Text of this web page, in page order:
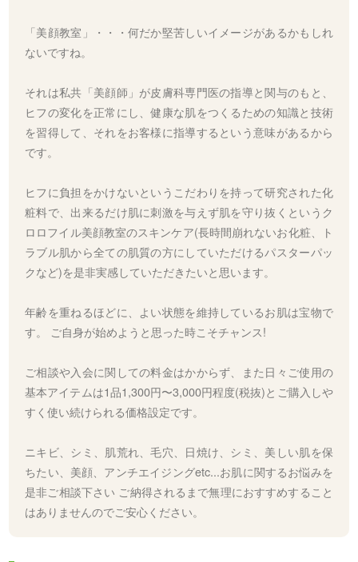
「美顔教室」・・・何だか堅苦しいイメージがあるかもしれ
ないですね。
それは私共「美顔師」が皮膚科専門医の指導と関与のもと、
ヒフの変化を正常にし、健康な肌をつくるための知識と技術
を習得して、それをお客様に指導するという意味があるから
です。
ヒフに負担をかけないというこだわりを持って研究された化
粧料で、出来るだけ肌に刺激を与えず肌を守り抜くというク
ロロフイル美顔教室のスキンケア(長時間崩れないお化粧、ト
ラブル肌から全ての肌質の方にしていただけるパスターパッ
クなど)を是非実感していただきたいと思います。
年齢を重ねるほどに、よい状態を維持しているお肌は宝物で
す。 ご自身が始めようと思った時こそチャンス!
ご相談や入会に関しての料金はかからず、また日々ご使用の
基本アイテムは1品1,300円〜3,000円程度(税抜)とご購入しや
すく使い続けられる価格設定です。
ニキビ、シミ、肌荒れ、毛穴、日焼け、シミ、美しい肌を保
ちたい、美顔、アンチエイジングetc...お肌に関するお悩みを
是非ご相談下さい ご納得されるまで無理におすすめすること
はありませんのでご安心ください。